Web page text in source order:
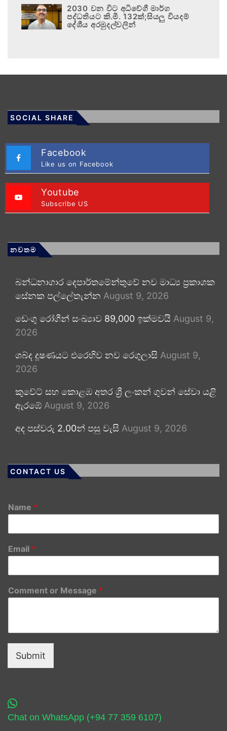
2030 වන විට අධිවේගී මාර්ග
පද්ධතියට කි.මී. 132ක්;සියලු වියදම්
දේශීය අරමුදල්වලින්
SOCIAL SHARE
Facebook
Like us on Facebook
Youtube
Subscribe US
නවතම
බන්ධනාගාර දෙපාර්තමේන්තුවේ නව මාධ්‍ය ප්‍රකාශක
සේනක පල්ලේතැන්න August 9, 2026
ඩෙංගු රෝගීන් සංඛ්‍යාව 89,000 ඉක්මවයි August 9,
2026
ශබ්ද දූෂණයට එරෙහිව නව රෙගුලාසි August 9,
2026
කුවේට් සහ කොළඹ අතර ශ්‍රී ලංකන් ගුවන් සේවා යළි
ඇරඹේ August 9, 2026
අද පස්වරු 2.00න් පසු වැසි August 9, 2026
CONTACT US
Name *
Email *
Comment or Message *
Submit
Chat on WhatsApp (+94 77 359 6107)